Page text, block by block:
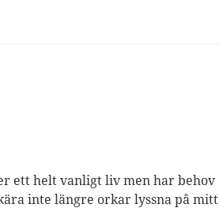
ett helt vanligt liv men har behov
inte längre orkar lyssna på mitt